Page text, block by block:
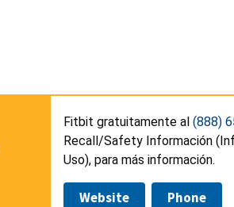
Fitbit gratuitamente al (888)
Recall/Safety Información
Uso), para más información.
Website Phone